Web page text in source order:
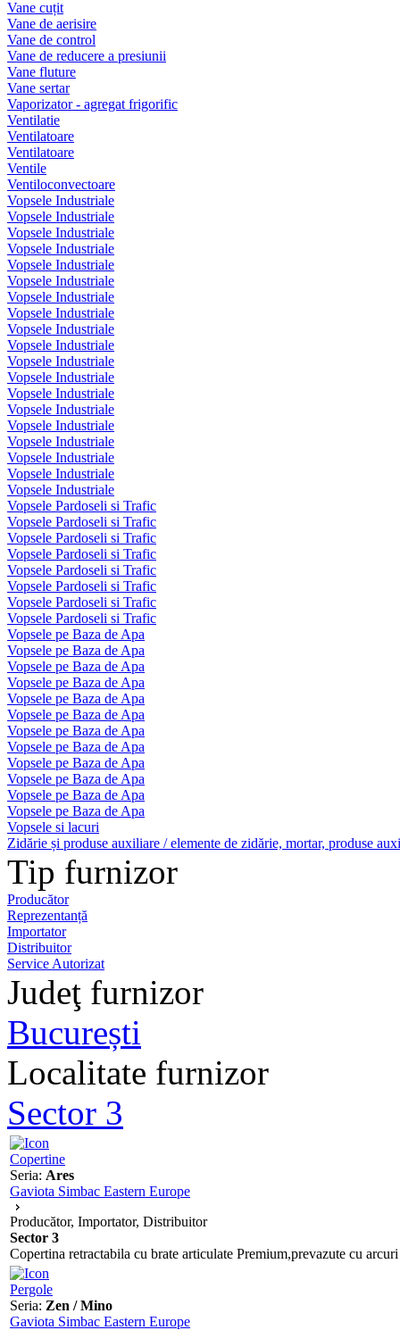
Vane cuțit
Vane de aerisire
Vane de control
Vane de reducere a presiunii
Vane fluture
Vane sertar
Vaporizator - agregat frigorific
Ventilatie
Ventilatoare
Ventilatoare
Ventile
Ventiloconvectoare
Vopsele Industriale
Vopsele Industriale
Vopsele Industriale
Vopsele Industriale
Vopsele Industriale
Vopsele Industriale
Vopsele Industriale
Vopsele Industriale
Vopsele Industriale
Vopsele Industriale
Vopsele Industriale
Vopsele Industriale
Vopsele Industriale
Vopsele Industriale
Vopsele Industriale
Vopsele Industriale
Vopsele Industriale
Vopsele Industriale
Vopsele Industriale
Vopsele Pardoseli si Trafic
Vopsele Pardoseli si Trafic
Vopsele Pardoseli si Trafic
Vopsele Pardoseli si Trafic
Vopsele Pardoseli si Trafic
Vopsele Pardoseli si Trafic
Vopsele Pardoseli si Trafic
Vopsele Pardoseli si Trafic
Vopsele pe Baza de Apa
Vopsele pe Baza de Apa
Vopsele pe Baza de Apa
Vopsele pe Baza de Apa
Vopsele pe Baza de Apa
Vopsele pe Baza de Apa
Vopsele pe Baza de Apa
Vopsele pe Baza de Apa
Vopsele pe Baza de Apa
Vopsele pe Baza de Apa
Vopsele pe Baza de Apa
Vopsele pe Baza de Apa
Vopsele si lacuri
Zidărie și produse auxiliare / elemente de zidărie, mortar, produse
Tip furnizor
Producător
Reprezentanță
Importator
Distribuitor
Service Autorizat
Judeţ furnizor
București
Localitate furnizor
Sector 3
Copertine
Seria: Ares
Gaviota Simbac Eastern Europe
Producător, Importator, Distribuitor
Sector 3
Copertina retractabila cu brate articulate Premium,prevazute cu
Pergole
Seria: Zen / Mino
Gaviota Simbac Eastern Europe